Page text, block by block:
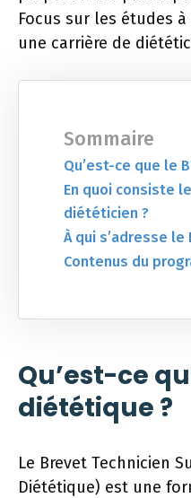
Focus sur les études
une carrière de
Sommaire
Qu’est-ce que le
En quoi consiste
diététicien ?
À qui s’adresse le
Contenus du
Qu’est-ce
diététique ?
Le Brevet Technicien
Diététique) est une